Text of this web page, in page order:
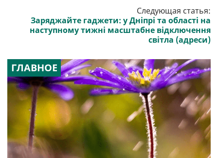
Следующая статья:
Заряджайте гаджети: у Дніпрі та області на
наступному тижні масштабне відключення
світла (адреси)
ГЛАВНОЕ